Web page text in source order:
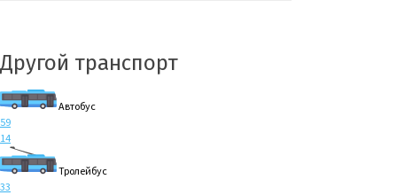
Другой транспорт
Автобус
59
14
Тролейбус
33